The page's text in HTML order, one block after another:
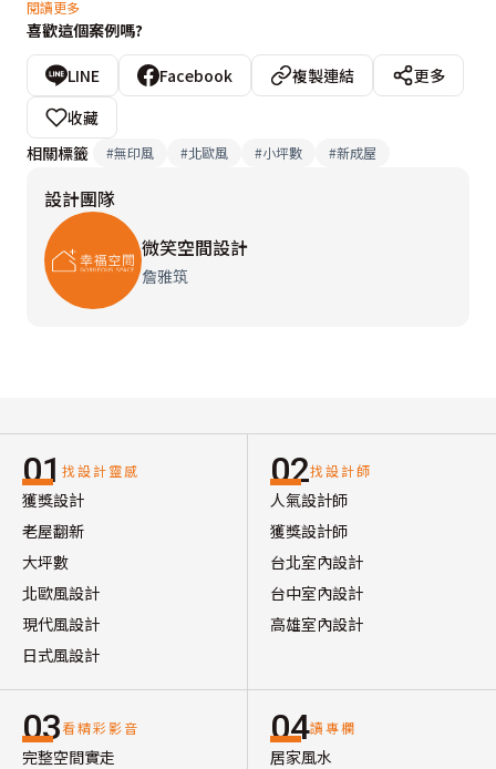
屋況背景
為2+1房配置，還有2間衛浴空間。但有以下缺點：
．隱私、隔音：建商一層5戶，此作品A3戶，門前就是2
座電梯。
暗。
．大門一進來就是客廳，無玄關落塵區，無內外區別、容
易讓門外等電梯鄰居窺探。
．鞋櫃與電視櫃並排使用，收納完全不足，無吸塵器、生
．廚房走道空間狹小，120*70餐桌與配置餐邊櫃電器
櫃，只能擇一配置。
．小次臥空間狹小，只能擺放單人床或當倉庫使用。
設計重點
1.捨棄一間不實用的小次臥，創造6大空間優勢：
．爭取出完整玄關落塵區，增加3倍多的收納空間，配置
鞋櫃與大衣櫃。
風化解「穿堂煞」的風水問題。
閱讀更多
喜歡這個案例嗎?
LINE Facebook 複製連結
更多
收藏
相關標籤
#無印風 #北歐風 #小坪數 #新成屋
設計團隊
微笑空間設計
詹雅筑
01 找設計靈感
獲獎設計
老屋翻新
大坪數
北歐風設計
現代風設計
日式風設計
02找設計師
人氣設計師
獲獎設計師
台北室內設計
台中室內設計
高雄室內設計
03看精彩影音
完整空間實走
04讀專欄
居家風水